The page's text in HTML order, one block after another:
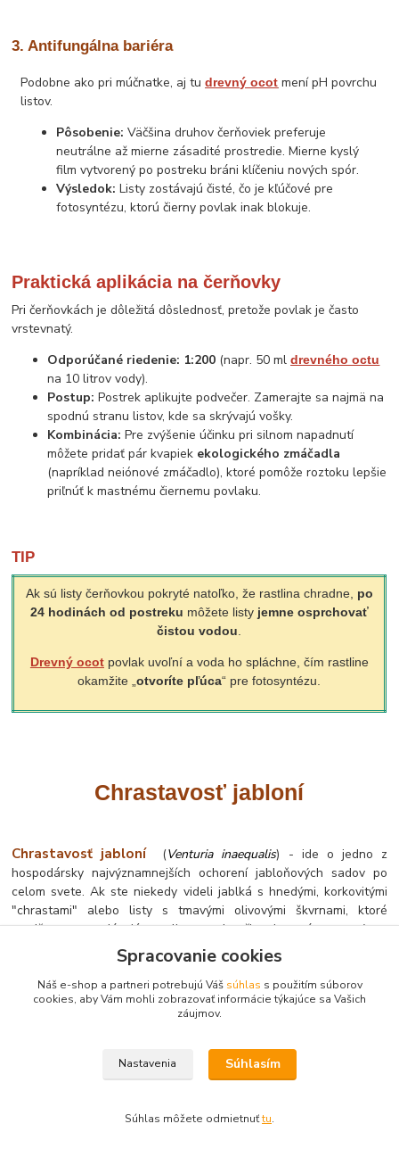
3. Antifungálna bariéra
Podobne ako pri múčnatke, aj tudrevný ocot mení pH povrchu
listov.
Pôsobenie: Väčšina druhov čerňoviek preferuje
neutrálne až mierne zásadité prostredie. Mierne kyslý
film vytvorený po postreku bráni klíčeniu nových spór.
Výsledok: Listy zostávajú čisté, čo je kľúčové pre
fotosyntézu, ktorú čierny povlak inak blokuje.
Praktická aplikácia na čerňovky
Pri čerňovkách je dôležitá dôslednosť, pretože povlak je často
vrstevnatý.
Odporúčané riedenie: 1:200 (napr. 50 mldrevného octu
na 10 litrov vody).
Postup: Postrek aplikujte podvečer. Zamerajte sa najmä na
spodnú stranu listov, kde sa skrývajú vošky.
Kombinácia: Pre zvýšenie účinku pri silnom napadnutí
môžete pridať pár kvapiek ekologického zmáčadla
(napríkladneiónové zmáčadlo), ktoré pomôže roztoku lepšie
priľnúť k mastnému čiernemu povlaku.
TIP
Ak sú listy čerňovkou pokryté natoľko, že rastlina chradne, po
24 hodinách od postreku môžete listy jemne osprchovať
čistou vodou.
Drevný ocotpovlak uvoľní a voda ho spláchne, čím rastline
okamžite „otvoríte pľúca“ pre fotosyntézu.
Chrastavosť jabloní
Chrastavosť jabloní(Venturia inaequalis) - ide o jedno z
hospodársky najvýznamnejších ochorení jabloňových sadov po
celom svete. Ak ste niekedy videli jablká s hnedými, korkovitými
"chrastami" alebo listy s tmavými olivovými škvrnami, ktoré
predčasne opadávajú, mali ste do činenia práve s týmto
Aby sme pochopili, kde zasahujedrevný ocot
, potrebujeme
Prezimovanie:Huba prežíva v opadanom lístí pod stromom.
vymršťujú do vzduchu a vietor ich zanáša na mladé listy a
Spracovanie cookies
Náš e-shop a partneri potrebujú Váš súhlas s použitím súborov
cookies, aby Vám mohli zobrazovať informácie týkajúce sa Vašich
záujmov.
Nastavenia Súhlasím
Súhlas môžete odmietnuťtu.